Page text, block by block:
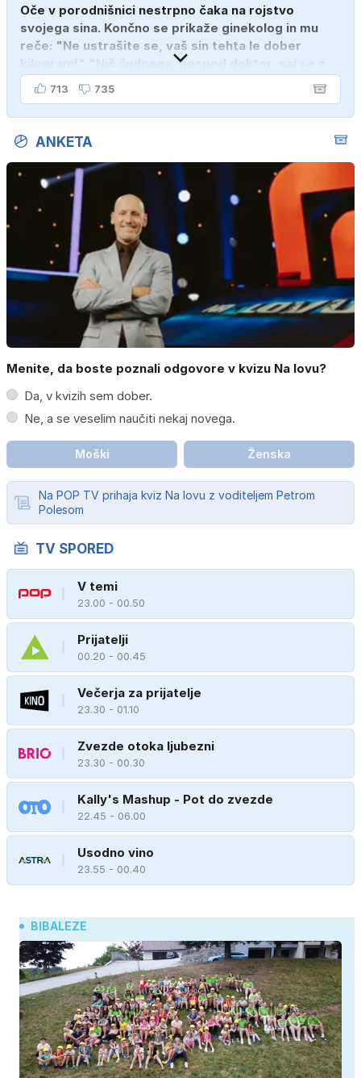
Oče v porodnišnici nestrpno čaka na rojstvo
svojega sina. Končno se prikaže ginekolog in mu
reče: "Ne ustrašite se, vaš sin tehta le dober
kilogram!" "Nič čudnega, gospod doktor, saj se z
ženo poznava šele tri mesece."
713 735
ANKETA
Menite, da boste poznali odgovore v kvizu Na lovu?
Da, v kvizih sem dober.
Ne, a se veselim naučiti nekaj novega.
Moški Ženska
Na POP TV prihaja kviz Na lovu z voditeljem Petrom
Polesom
TV SPORED
V temi
23.00 - 00.50
Prijatelji
00.20 - 00.45
Večerja za prijatelje
23.30 - 01.10
Zvezde otoka ljubezni
23.30 - 00.30
Kally's Mashup - Pot do zvezde
22.45 - 06.00
Usodno vino
23.55 - 00.40
BIBALEZE